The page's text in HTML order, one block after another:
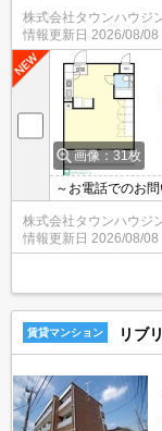
株式会社タウンハウジ
情報更新日 2026/08/08
画像：31枚
～お電話でのお
株式会社タウンハウジ
情報更新日 2026/08/08
賃貸マンション リブ